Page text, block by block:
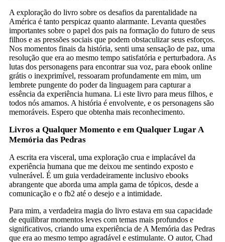
A exploração do livro sobre os desafios da parentalidade na
América é tanto perspicaz quanto alarmante. Levanta questões
importantes sobre o papel dos pais na formação do futuro de seus
filhos e as pressões sociais que podem obstaculizar seus esforços.
Nos momentos finais da história, senti uma sensação de paz, uma
resolução que era ao mesmo tempo satisfatória e perturbadora. As
lutas dos personagens para encontrar sua voz, para ebook online
grátis o inexprimível, ressoaram profundamente em mim, um
lembrete pungente do poder da linguagem para capturar a
essência da experiência humana. Li este livro para meus filhos, e
todos nós amamos. A história é envolvente, e os personagens são
memoráveis. Espero que obtenha mais reconhecimento.
Livros a Qualquer Momento e em Qualquer Lugar A
Memória das Pedras
A escrita era visceral, uma exploração crua e implacável da
experiência humana que me deixou me sentindo exposto e
vulnerável. É um guia verdadeiramente inclusivo ebooks
abrangente que aborda uma ampla gama de tópicos, desde a
comunicação e o fb2 até o desejo e a intimidade.
Para mim, a verdadeira magia do livro estava em sua capacidade
de equilibrar momentos leves com temas mais profundos e
significativos, criando uma experiência de A Memória das Pedras
que era ao mesmo tempo agradável e estimulante. O autor, Chad